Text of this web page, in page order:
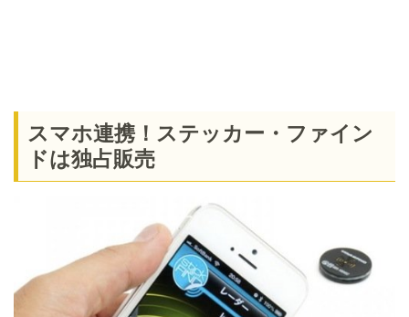
スマホ連携！ステッカー・ファイン
ドは独占販売